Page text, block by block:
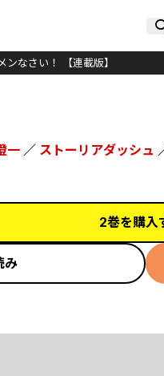
ンなさい！ 【連載版】
一 ／ ストーリアダッシュ
2巻を購入
み